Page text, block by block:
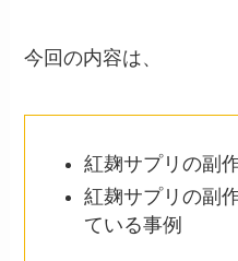
今回の内容は、
紅麹サプリの副
紅麹サプリの副
ている事例